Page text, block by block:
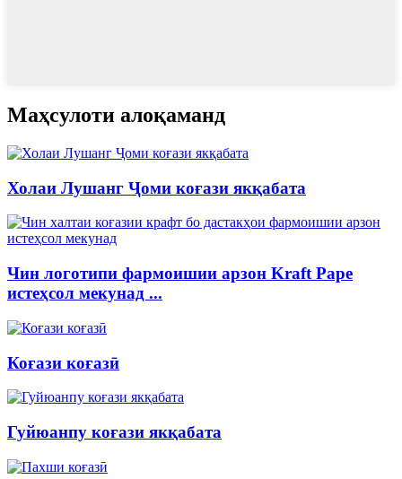
Маҳсулоти алоқаманд
Холаи Лушанг Ҷоми коғази якқабата
Чин логотипи фармоишии арзон Kraft Pape
истеҳсол мекунад ...
Коғази коғазӣ
Гуйюанпу коғази якқабата